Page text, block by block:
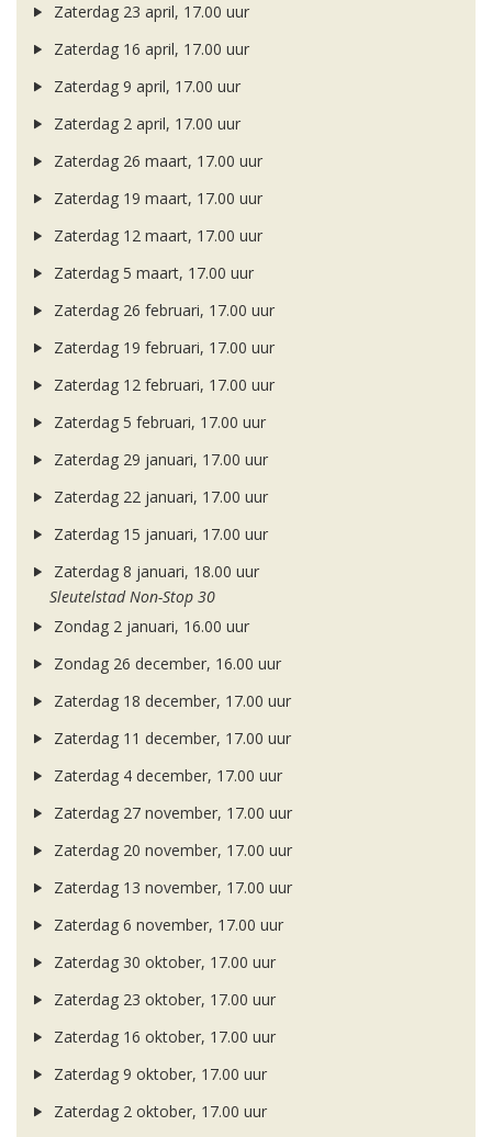
Zaterdag 23 april, 17.00 uur
Zaterdag 16 april, 17.00 uur
Zaterdag 9 april, 17.00 uur
Zaterdag 2 april, 17.00 uur
Zaterdag 26 maart, 17.00 uur
Zaterdag 19 maart, 17.00 uur
Zaterdag 12 maart, 17.00 uur
Zaterdag 5 maart, 17.00 uur
Zaterdag 26 februari, 17.00 uur
Zaterdag 19 februari, 17.00 uur
Zaterdag 12 februari, 17.00 uur
Zaterdag 5 februari, 17.00 uur
Zaterdag 29 januari, 17.00 uur
Zaterdag 22 januari, 17.00 uur
Zaterdag 15 januari, 17.00 uur
Zaterdag 8 januari, 18.00 uur
Sleutelstad Non-Stop 30
Zondag 2 januari, 16.00 uur
Zondag 26 december, 16.00 uur
Zaterdag 18 december, 17.00 uur
Zaterdag 11 december, 17.00 uur
Zaterdag 4 december, 17.00 uur
Zaterdag 27 november, 17.00 uur
Zaterdag 20 november, 17.00 uur
Zaterdag 13 november, 17.00 uur
Zaterdag 6 november, 17.00 uur
Zaterdag 30 oktober, 17.00 uur
Zaterdag 23 oktober, 17.00 uur
Zaterdag 16 oktober, 17.00 uur
Zaterdag 9 oktober, 17.00 uur
Zaterdag 2 oktober, 17.00 uur